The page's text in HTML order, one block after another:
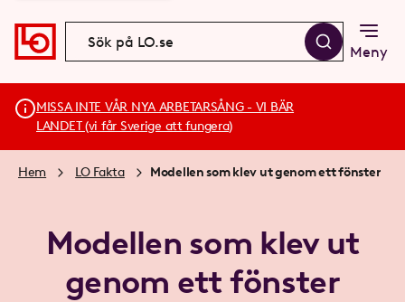
Meny
MISSA INTE VÅR NYA ARBETARSÅNG - VI BÄR
LANDET (vi får Sverige att fungera)
Hem LO Fakta Modellen som klev ut genom ett fönster
Modellen som klev ut
genom ett fönster